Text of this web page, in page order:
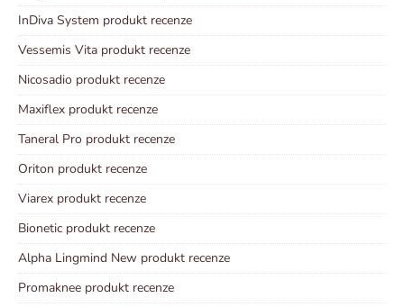
InDiva System produkt recenze
Vessemis Vita produkt recenze
Nicosadio produkt recenze
Maxiflex produkt recenze
Taneral Pro produkt recenze
Oriton produkt recenze
Viarex produkt recenze
Bionetic produkt recenze
Alpha Lingmind New produkt recenze
Promaknee produkt recenze